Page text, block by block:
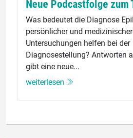
Was bedeutet die Diagnose
persönlicher und
Untersuchungen helfen bei der
Diagnosestellung? Antworten
gibt eine neue...
weiterlesen